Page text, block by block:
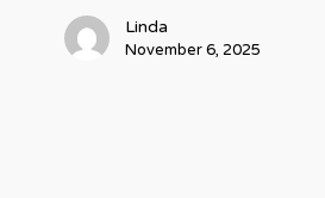
Hari
Linda
November 6, 2025